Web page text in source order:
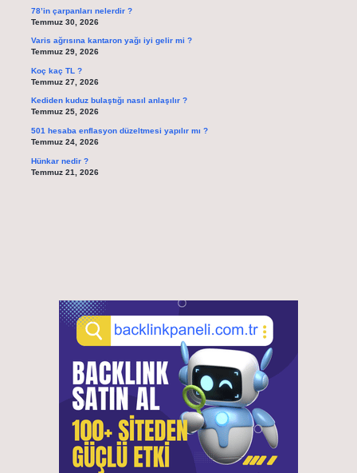
78’in çarpanları nelerdir ?
Temmuz 30, 2026
Varis ağrısına kantaron yağı iyi gelir mi ?
Temmuz 29, 2026
Koç kaç TL ?
Temmuz 27, 2026
Kediden kuduz bulaştığı nasıl anlaşılır ?
Temmuz 25, 2026
501 hesaba enflasyon düzeltmesi yapılır mı ?
Temmuz 24, 2026
Hünkar nedir ?
Temmuz 21, 2026